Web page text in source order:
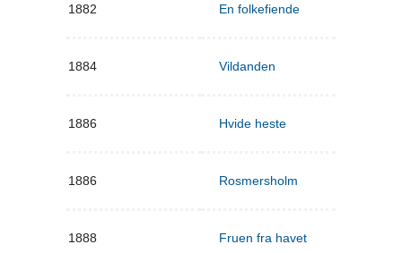
1882 En folkefiende
1884 Vildanden
1886 Hvide heste
1886 Rosmersholm
1888 Fruen fra havet